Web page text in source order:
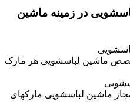
در زمینه ماشین
ماشین لباسشویی هر مارک
ماشین لباسشویی مارکهای